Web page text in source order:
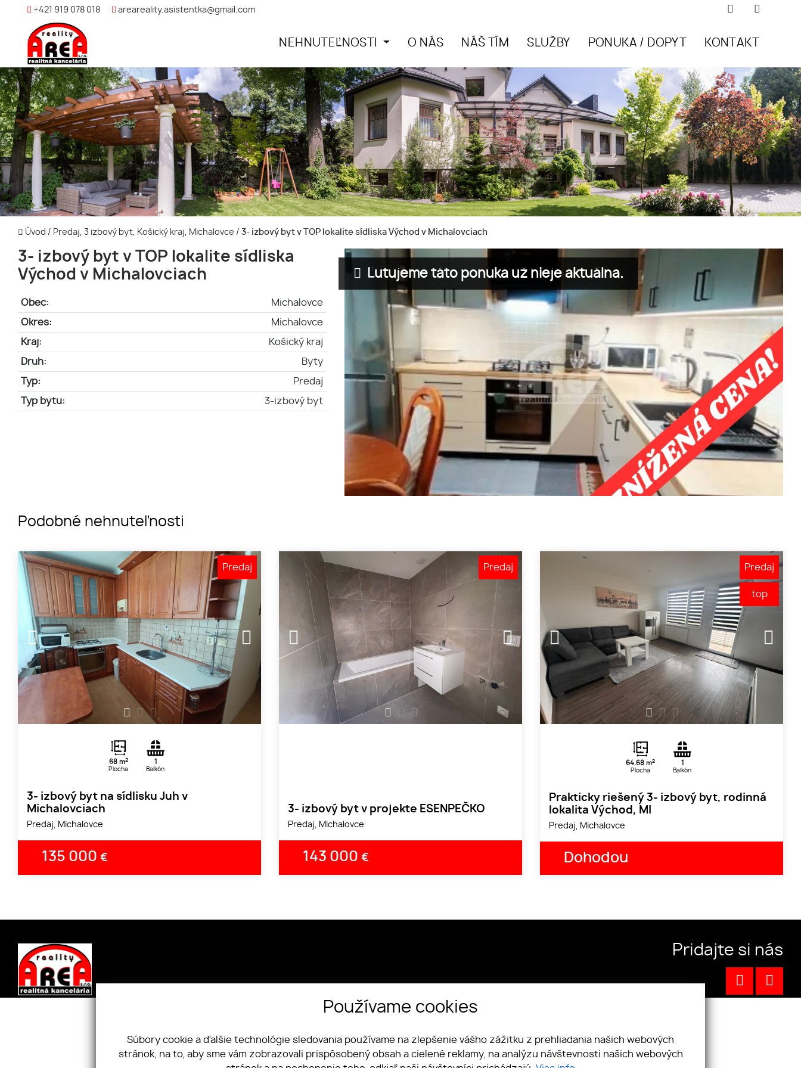
+421 919 078 018 areareality.asistentka@gmail.com
NEHNUTEĽNOSTI O NÁS NÁŠ TÍM SLUŽBY PONUKA / DOPYT KONTAKT
Úvod / Predaj, 3 izbový byt, Košický kraj, Michalovce / 3- izbový byt v TOP lokalite sídliska Východ v Michalovciach
3- izbový byt v TOP lokalite sídliska
Východ v Michalovciach
Obec: Michalovce
Okres: Michalovce
Kraj: Košický kraj
Druh: Byty
Typ: Predaj
Typ bytu: 3-izbový byt
Ľutujeme táto ponuka už nieje aktuálna.
Podobné nehnuteľnosti
2
68 m2
Plocha
Balkón
3- izbový byt na sídlisku Juh v
Michalovciach
Predaj, Michalovce
135 000 €
Predaj
3- izbový byt v projekte ESENPEČKO
Predaj, Michalovce
143 000 €
Predaj
64.68 m2
Plocha
Balkón
Prakticky riešený 3- izbový byt, rodinná
lokalita Východ, MI
Predaj, Michalovce
Dohodou
Predaj
top
Cookies
GDPR
071 01, Slovensko
+421 919 078 018
areareality.asistentka@gmail.com
Pridajte si nás
Používame cookies
Súbory cookie a ďalšie technológie sledovania používame na zlepšenie vášho zážitku z prehliadania našich webových
stránok, na to, aby sme vám zobrazovali prispôsobený obsah a cielené reklamy, na analýzu návštevnosti našich webových